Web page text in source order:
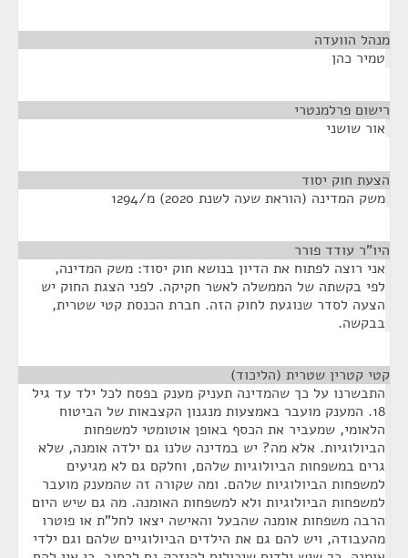
מנהל הוועדה
טמיר כהן
רישום פרלמנטרי
אור שושני
הצעת חוק יסוד
משק המדינה (הוראת שעה לשנת 2020) מ/1294
היו"ר עודד פורר
אני רוצה לפתוח את הדיון בנושא חוק יסוד: משק המדינה,
לפי בקשתה של הממשלה לאשר חקיקה. לפני הצגת החוק יש
הצעה לסדר שנוגעת לחוק הזה. חברת הכנסת קטי שטרית,
בבקשה.
קטי קטרין שטרית (הליכוד)
התבשרנו על כך שהמדינה תעניק מענק בפסח לכל ילד עד גיל
18. המענק מועבר באמצעות מנגנון הקצבאות של הביטוח
הלאומי, שמעביר את הכסף באופן אוטומטי למשפחות
הביולוגיות. אלא מה? יש במדינה שלנו גם ילדה אומנה, שלא
גרים במשפחות הביולוגיות שלהם, וחלקם גם לא מגיעים
למשפחות הביולוגיות שלהם. ומה שקורה זה שהמענק מועבר
למשפחות הביולוגיות ולא למשפחות האומנה. מה גם שיש היום
הרבה משפחות אומנה שהבעל והאישה יצאו לחל"ת או פוטרו
מהעבודה, ויש להם גם את הילדים הביולוגיים שלהם וגם ילדי